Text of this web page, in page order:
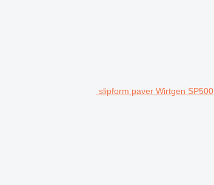
slipform paver Wirtgen SP500